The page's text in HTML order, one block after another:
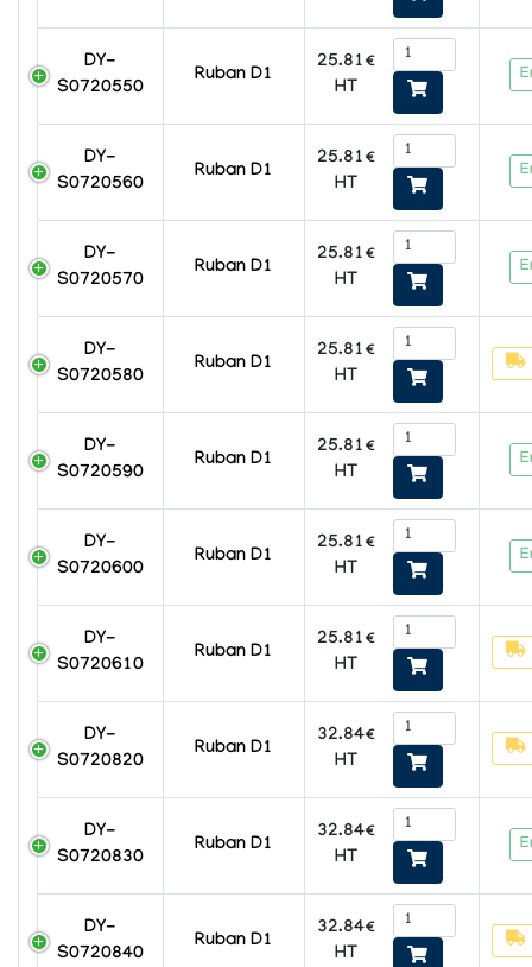
DY-
S0720550
Ruban D1
25.81€
HT
DY-
S0720560
Ruban D1
25.81€
HT
DY-
S0720570
Ruban D1
25.81€
HT
DY-
S0720580
Ruban D1
25.81€
HT
DY-
S0720590
Ruban D1
25.81€
HT
DY-
S0720600
Ruban D1
25.81€
HT
DY-
S0720610
Ruban D1
25.81€
HT
DY-
S0720820
Ruban D1
32.84€
HT
DY-
S0720830
Ruban D1
32.84€
HT
DY-
S0720840
Ruban D1
32.84€
HT